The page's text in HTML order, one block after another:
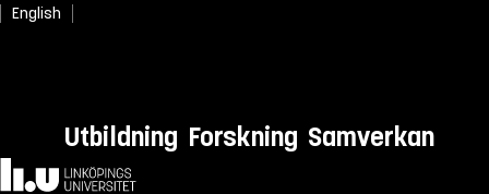
English
Utbildning Forskning Samverkan
Hem